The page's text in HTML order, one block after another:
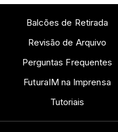
Balcões de Retirada
Revisão de Arquivo
Perguntas Frequentes
FuturaIM na Imprensa
Tutoriais